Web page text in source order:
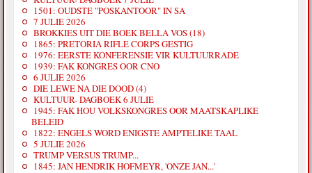
1501: OUDSTE "POSKANTOOR" IN SA
7 JULIE 2026
BROKKIES UIT DIE BOEK BELLA VOS (18)
1865: PRETORIA RIFLE CORPS GESTIG
1976: EERSTE KONFERENSIE VIR KULTUURRADE
1939: FAK KONGRES OOR CNO
6 JULIE 2026
DIE LEWE NA DIE DOOD (4)
KULTUUR- DAGBOEK 6 JULIE
1945: FAK HOU VOLKSKONGRES OOR MAATSKAPLIKE
BELEID
1822: ENGELS WORD ENIGSTE AMPTELIKE TAAL
5 JULIE 2026
TRUMP VERSUS TRUMP...
1845: JAN HENDRIK HOFMEYR, 'ONZE JAN...'